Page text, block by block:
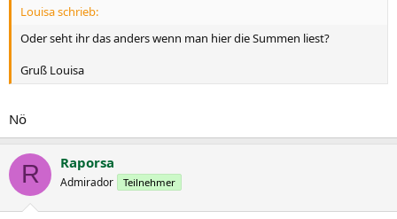
Louisa schrieb:
Oder seht ihr das anders wenn man hier die Summen liest?
Gruß Louisa
Nö
R Raporsa
Admirador Teilnehmer